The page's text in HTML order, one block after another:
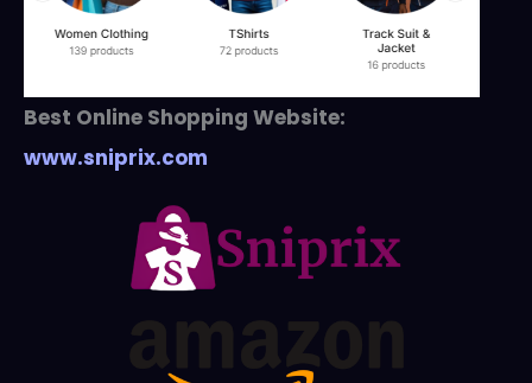
Best Online Shopping Website:
www.sniprix.com